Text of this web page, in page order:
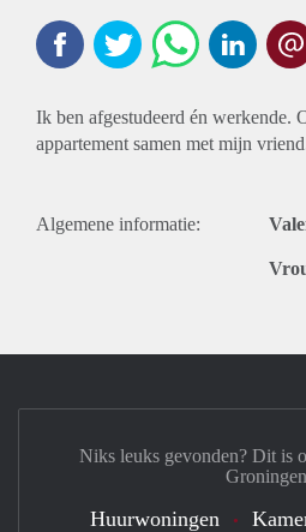
Ik ben afgestudeerd én werkende.
appartement samen met mijn
Algemene informatie:
Niks leuks gevonden? Dit is
Huurwoningen